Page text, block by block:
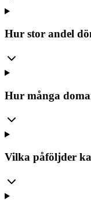
Hur stor andel
Hur många
Vilka påföljder